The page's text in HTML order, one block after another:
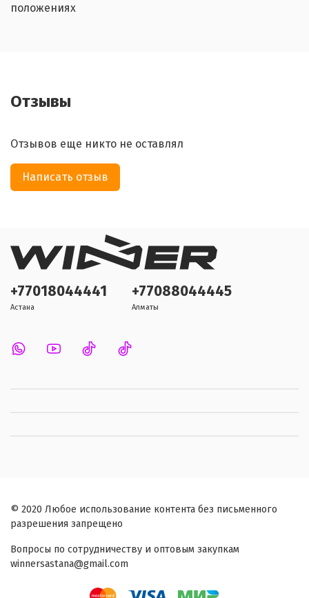
положениях
Отзывы
Отзывов еще никто не оставлял
Написать отзыв
+77018044441
Астана
+77088044445
Алматы
© 2020 Любое использование контента без письменного
разрешения запрещено
Вопросы по сотрудничеству и оптовым закупкам
winnersastana@gmail.com